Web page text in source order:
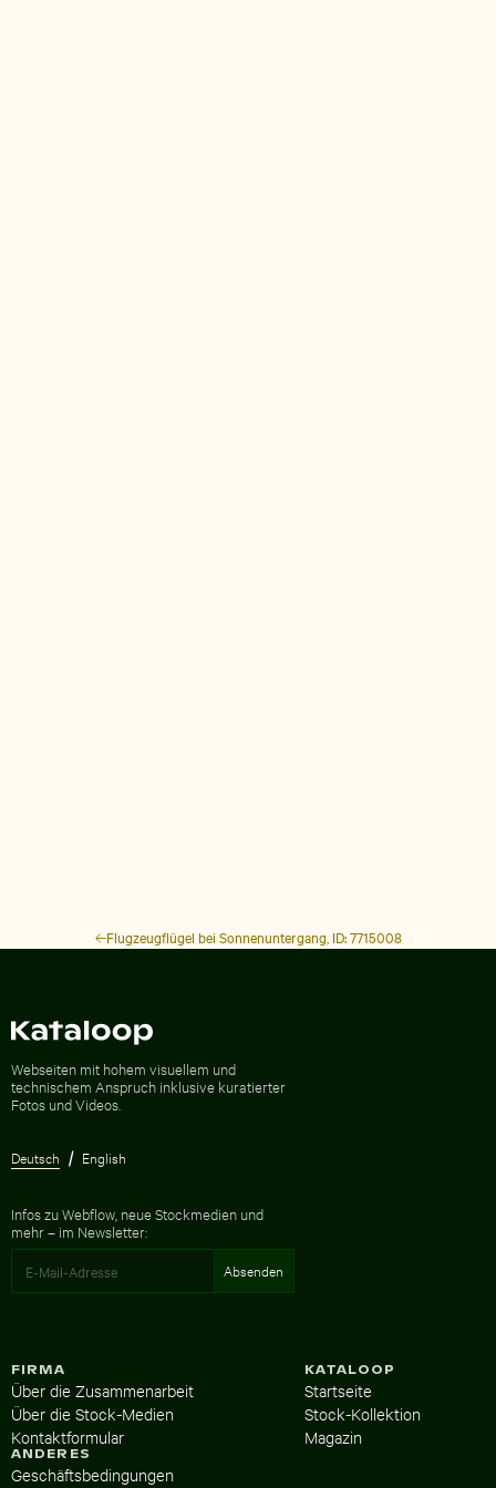
Flugzeugflügel bei Sonnenuntergang, ID: 7715008
Webseiten mit hohem visuellem und
technischem Anspruch inklusive kuratierter
Fotos und Videos.
Deutsch English
Infos zu Webflow, neue Stockmedien und
mehr – im Newsletter:
KATALOOP
Startseite
Stock-Kollektion
Magazin
FIRMA
Über die Zusammenarbeit
Über die Stock-Medien
Kontaktformular
ANDERES
Geschäftsbedingungen